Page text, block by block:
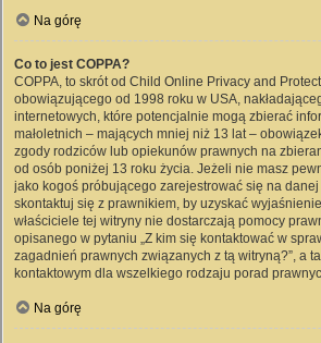
Na górę
Co to jest COPPA?
COPPA, to skrót od Child Online Privacy and
obowiązującego od 1998 roku w USA,
internetowych, które potencjalnie mogą zbierać
małoletnich – mających mniej niż 13 lat –
zgody rodziców lub opiekunów prawnych na
od osób poniżej 13 roku życia. Jeżeli nie masz
jako kogoś próbującego zarejestrować się na
skontaktuj się z prawnikiem, by uzyskać
właściciele tej witryny nie dostarczają pomocy
opisanego w pytaniu „Z kim się kontaktować w
zagadnień prawnych związanych z tą witryną?”, a
kontaktowym dla wszelkiego rodzaju porad
Na górę